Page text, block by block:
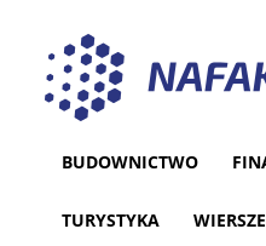
BUDOWNICTWO
TURYSTYKA WIERSZE